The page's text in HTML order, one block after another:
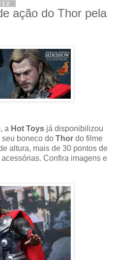
ação do Thor pela
a Hot Toys já disponibilizou
boneco do Thor do filme
altura, mais de 30 pontos de
Confira imagens e